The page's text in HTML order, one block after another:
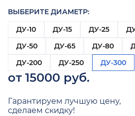
ВЫБЕРИТЕ ДИАМЕТР:
ДУ-10
ДУ-15 ДУ-25
ДУ-50
ДУ-65 ДУ-80
ДУ-200
ДУ-250 ДУ-300
от 15000 руб.
Гарантируем лучшую цену,
сделаем скидку!